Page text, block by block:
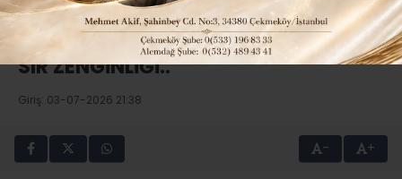
YAZARIN TÜM YAZILARI
SIR ZENGİNLİĞİ..
Giriş: 03-07-2026 21:38
- +